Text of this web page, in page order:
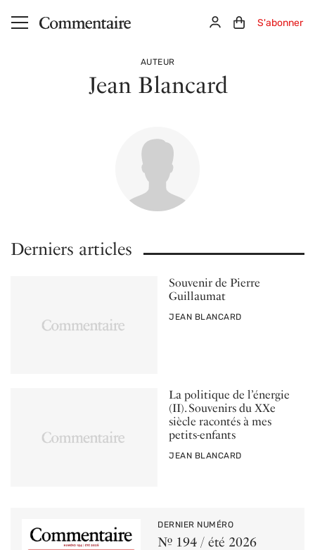
Aller au contenu principal ConnexionPanier (0)
S'abonner
AUTEUR
Jean Blancard
Derniers articles
Souvenir de Pierre
Guillaumat
PAR
JEAN BLANCARD
La politique de l’énergie
(II). Souvenirs du XXe
siècle racontés à mes
petits-enfants
PAR
JEAN BLANCARD
DERNIER NUMÉRO
Nº 194 / été 2026